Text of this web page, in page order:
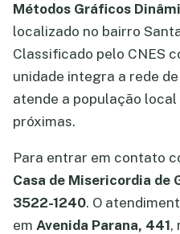
Métodos Gráficos
localizado no bairro
Classificado pelo CNES
unidade integra a rede
atende a população
próximas.
Para entrar em contato
Casa de Misericordia de
3522-1240. O
em Avenida Parana, 441,